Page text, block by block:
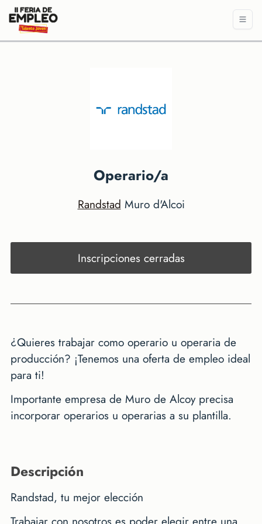
Operario/a
Randstad Muro d'Alcoi
Inscripciones cerradas
¿Quieres trabajar como operario u operaria de
producción? ¡Tenemos una oferta de empleo ideal
para ti!
Importante empresa de Muro de Alcoy precisa
incorporar operarios u operarias a su plantilla.
descripción
Randstad, tu mejor elección